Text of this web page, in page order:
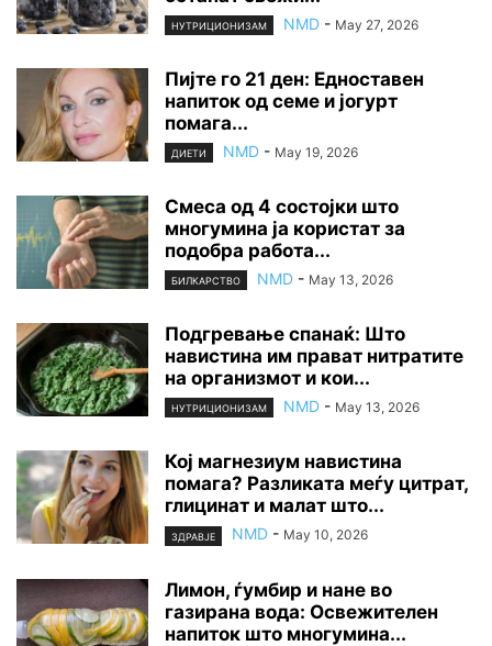
НУТРИЦИОНИЗАМ NMD - May 27, 2026
Пијте го 21 ден: Едноставен
напиток од семе и јогурт
помага...
ДИЕТИ NMD - May 19, 2026
Смеса од 4 состојки што
многумина ја користат за
подобра работа...
БИЛКАРСТВО NMD - May 13, 2026
Подгревање спанаќ: Што
навистина им прават нитратите
на организмот и кои...
НУТРИЦИОНИЗАМ NMD - May 13, 2026
Кој магнезиум навистина
помага? Разликата меѓу цитрат,
глицинат и малат што...
ЗДРАВЈЕ NMD - May 10, 2026
Лимон, ѓумбир и нане во
газирана вода: Освежителен
напиток што многумина...